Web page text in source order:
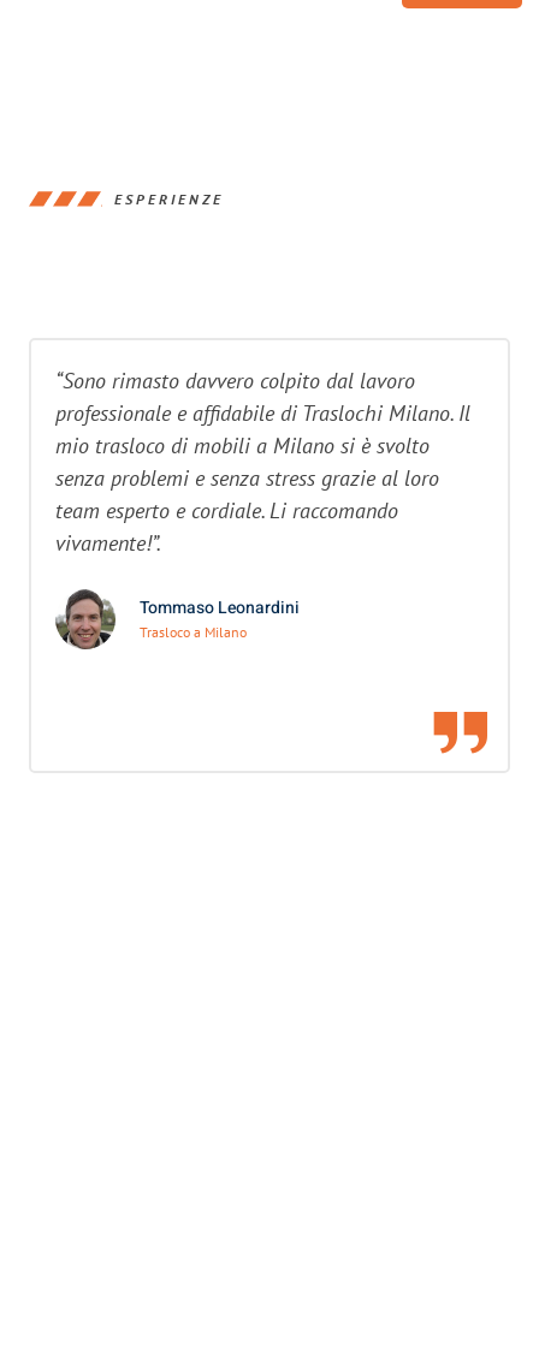
ESPERIENZE
“Sono rimasto davvero colpito dal lavoro
professionale e affidabile di Traslochi Milano. Il
mio trasloco di mobili a Milano si è svolto
senza problemi e senza stress grazie al loro
team esperto e cordiale. Li raccomando
vivamente!”.
Tommaso Leonardini
Trasloco a Milano